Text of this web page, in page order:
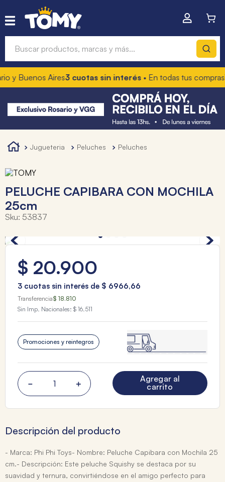
y Buenos Aires3 cuotas sin interés• En todas tus compras
jugueteria peluches peluches
PELUCHE CAPIBARA CON MOCHILA
25cm
Sku: 53837
$ 20.900
3 cuotas sin interés de $ 6966,66
Transferencia$ 18.810
Sin Imp. Nacionales: $ 16.511
Promociones y reintegros
＋
－
Agregar al
carrito
Descripción del producto
- Marca: Phi Phi Toys- Nombre: Peluche Capibara con Mochila 25
cm.- Descripción: Este peluche Squishy se destaca por su
suavidad y ternura, convirtiéndose en el amigo perfecto para
Términos más buscados
1.
hot wheels